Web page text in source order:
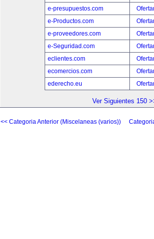
e-presupuestos.com
e-Productos.com
e-proveedores.com
e-Seguridad.com
eclientes.com
ecomercios.com
ederecho.eu
Ver Siguientes 150
<< Categoria Anterior (Miscelaneas (varios))